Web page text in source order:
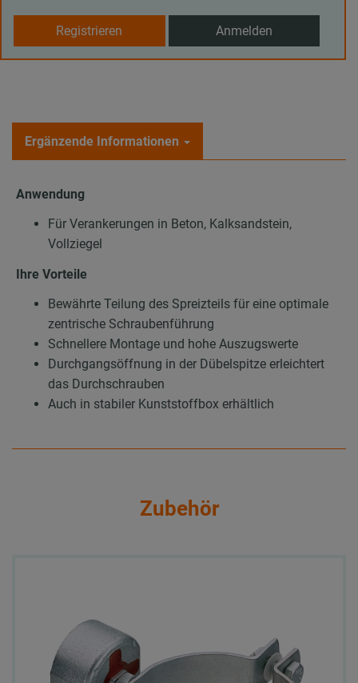
Registrieren Anmelden
Ergänzende Informationen
Anwendung
Für Verankerungen in Beton, Kalksandstein,
Vollziegel
Ihre Vorteile
Bewährte Teilung des Spreizteils für eine optimale
zentrische Schraubenführung
Schnellere Montage und hohe Auszugswerte
Durchgangsöffnung in der Dübelspitze erleichtert
das Durchschrauben
Auch in stabiler Kunststoffbox erhältlich
Zubehör